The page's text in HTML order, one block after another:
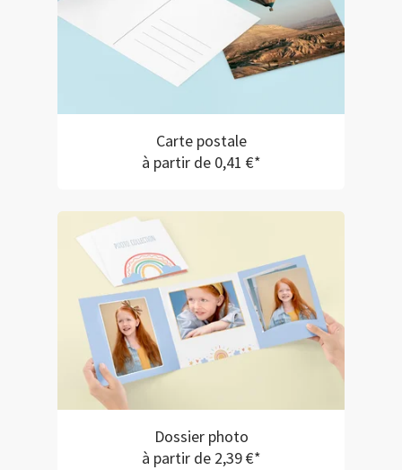
Carte postale
à partir de 0,41 €*
Dossier photo
à partir de 2,39 €*